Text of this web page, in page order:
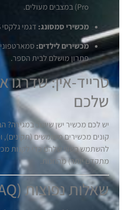
Pro) במצבים מעולים.
מכשירי סמסונג: דגמי גלקסי S ו-A שמורים.
מכשירים לילדים:
פתרון מושלם לבית הספר.
טרייד-אין: שדרגו
שלכם
יש לכם מכשיר ישן שיושב במגירה?
קונים מכשירים משומשים
מתקדם יותר) מהחנות.
שאלות נפוצות (FAQ)